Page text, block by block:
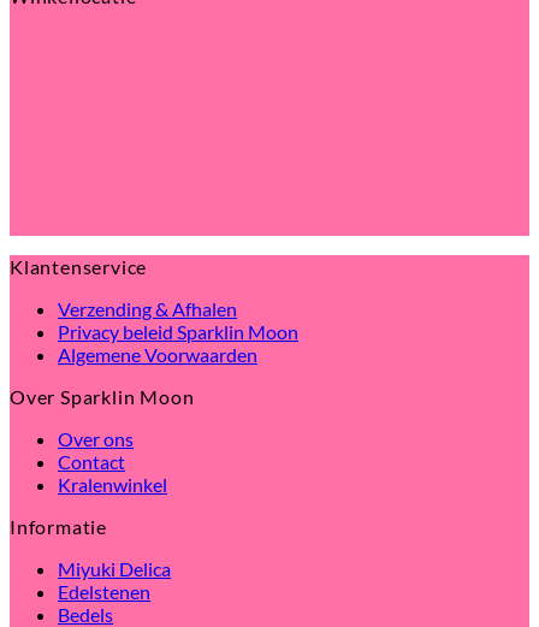
Klantenservice
Verzending & Afhalen
Privacy beleid Sparklin Moon
Algemene Voorwaarden
Over Sparklin Moon
Over ons
Contact
Kralenwinkel
Informatie
Miyuki Delica
Edelstenen
Bedels